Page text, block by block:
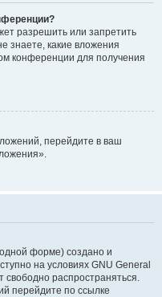
разрешить или запретить
знаете, какие вложения
конференции для получения
перейдите в ваш
форме) создано и
на условиях GNU General
свободно распространяться.
перейдите по ссылке